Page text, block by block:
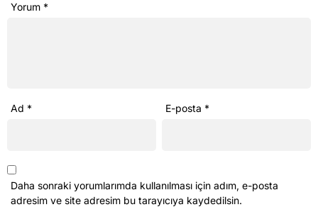
Yorum *
Ad * E-posta *
Daha sonraki yorumlarımda kullanılması için adım, e-posta
adresim ve site adresim bu tarayıcıya kaydedilsin.